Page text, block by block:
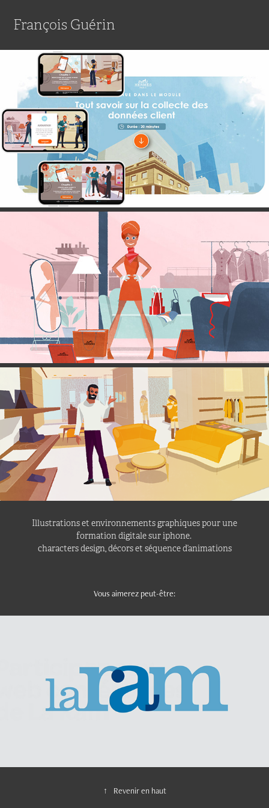
François Guérin
Illustrations et environnements graphiques pour une
formation digitale sur iphone.
characters design, décors et séquence d’animations
Vous aimerez peut-être:
LaRam
↑ Revenir en haut